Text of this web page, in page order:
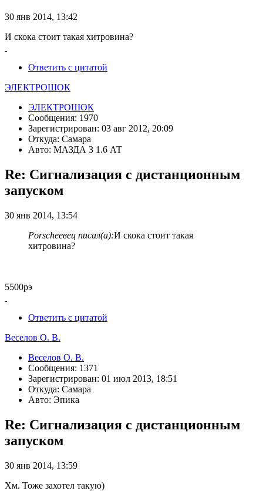
30 янв 2014, 13:42
И скока стоит такая хитровина?
Ответить с цитатой
ЭЛЕКТРОШОК
ЭЛЕКТРОШОК
Сообщения: 1970
Зарегистрирован: 03 авг 2012, 20:09
Откуда: Самара
Авто: МАЗДА 3 1.6 АТ
Re: Сигнализация с дистанционным
запуском
30 янв 2014, 13:54
Porscheeвец писал(а):И скока стоит такая
хитровина?
5500рэ
Ответить с цитатой
Веселов О. В.
Веселов О. В.
Сообщения: 1371
Зарегистрирован: 01 июл 2013, 18:51
Откуда: Самара
Авто: Эпика
Re: Сигнализация с дистанционным
запуском
30 янв 2014, 13:59
Хм. Тоже захотел такую)